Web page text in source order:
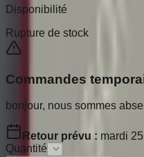
Disponibilité
Rupture de stock
Commandes
bonjour, nous sommes
Retour prévu : mardi
Quantité